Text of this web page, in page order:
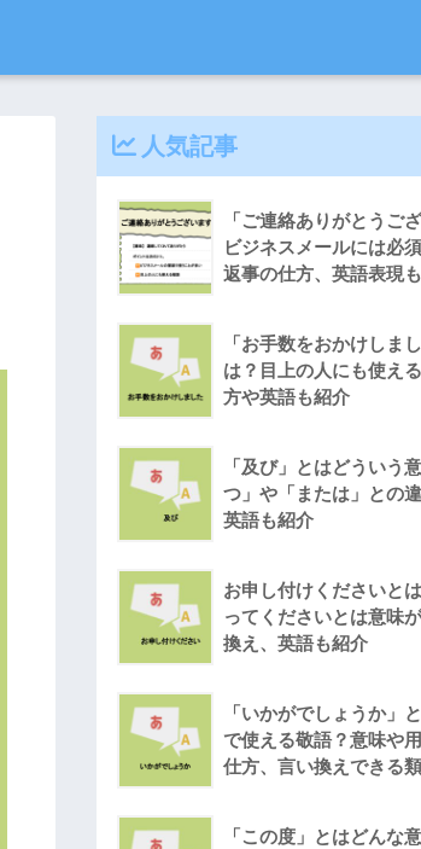
人気記事
「ご連絡ありがとうご
ビジネスメールには必
返事の仕方、英語表現
「お手数をおかけしま
は？目上の人にも使え
方や英語も紹介
「及び」とはどういう
つ」や「または」との違
英語も紹介
お申し付けくださいと
ってくださいとは意味
換え、英語も紹介
「いかがでしょうか」
で使える敬語？意味や
仕方、言い換えできる
「この度」とはどんな